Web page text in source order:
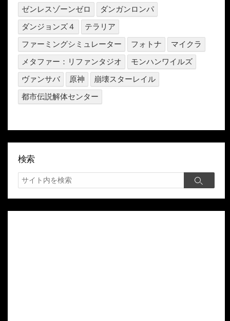
ゼンレスゾーンゼロ
ダンガンロンパ
ダンジョンズ４
テラリア
ファーミングシミュレーター
フォトナ
マイクラ
メタファー：リファンタジオ
モンハンワイルズ
ヴァンサバ
原神
崩壊スターレイル
都市伝説解体センター
検索
検
索
検